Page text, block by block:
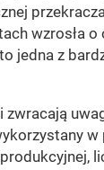
wzrosła o
jedna z
w